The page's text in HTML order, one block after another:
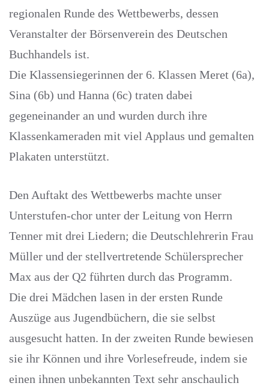
regionalen Runde des Wettbewerbs, dessen
Veranstalter der Börsenverein des Deutschen
Buchhandels ist.
Die Klassensiegerinnen der 6. Klassen Meret (6a),
Sina (6b) und Hanna (6c) traten dabei
gegeneinander an und wurden durch ihre
Klassenkameraden mit viel Applaus und gemalten
Plakaten unterstützt.
Den Auftakt des Wettbewerbs machte unser
Unterstufen-chor unter der Leitung von Herrn
Tenner mit drei Liedern; die Deutschlehrerin Frau
Müller und der stellvertretende Schülersprecher
Max aus der Q2 führten durch das Programm.
Die drei Mädchen lasen in der ersten Runde
Auszüge aus Jugendbüchern, die sie selbst
ausgesucht hatten. In der zweiten Runde bewiesen
sie ihr Können und ihre Vorlesefreude, indem sie
einen ihnen unbekannten Text sehr anschaulich